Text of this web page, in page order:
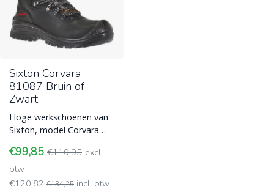
Sixton Corvara
81087 Bruin of
Zwart
Hoge werkschoenen van
Sixton, model Corvara
Beschikt over een kunstof
compo
€99,85 €110,95 excl.
btw
€120,82 €134,25 incl. btw